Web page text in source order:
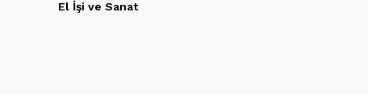
El İşi ve Sanat